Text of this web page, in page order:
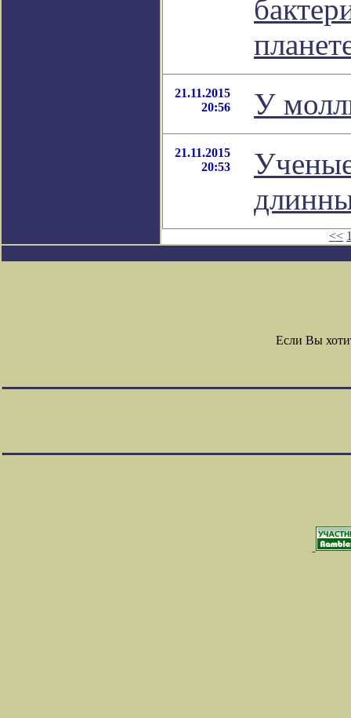
21.11.2015
20:56
У
21.11.2015
20:53
<<
Если Вы